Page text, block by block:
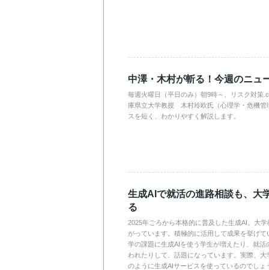
中澤・木村が斬る！今週のニュ
毎週火曜日（平日のみ）朝9時～、リスク対
庫県立大学教授 木村玲欧氏（心理学・危機管
スを短く、わかりやすく解説します。
生成AIで就活の進路相談も、大
る
2025年ごろから本格的に普及した生成AI。大
がっています。積極的に活用して成果を挙げ
学の課題に生成AIを使う学生が増えたり、就活
われたりして、話題になっています。実際、
のように生成AIサービスを使っているのでしょ